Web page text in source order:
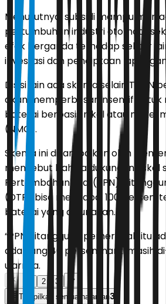
Menurutnya, subsidi mampu
pertumbuhan industri otomotif
efek berganda terhadap sektor
investasi dan penciptaan
Disisi lain ada skema selain TKDN
akan memperbesar insentif untuk
baterai berbasis nikel atau nickel
(NMC).
Skema ini disampaikan oleh
menyebut bahwa dukungan fiskal
Pertambahan Nilai (PPN)
(DTP) bisa mencapai 100 persen,
baterai yang digunakan.
“PPN ditanggung pemerintah itu
ada yang 40 persen, nanti masih
ujarnya.
2
3
Tampilkan semua halaman3